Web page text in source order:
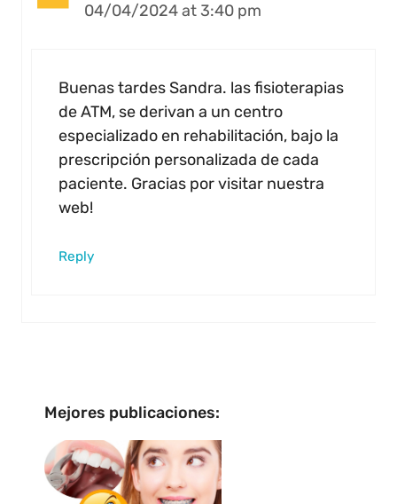
04/04/2024 at 3:40 pm
Buenas tardes Sandra. las fisioterapias
de ATM, se derivan a un centro
especializado en rehabilitación, bajo la
prescripción personalizada de cada
paciente. Gracias por visitar nuestra
web!
Reply
Mejores publicaciones: